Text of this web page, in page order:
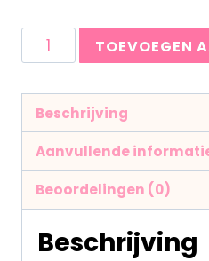
TOEVOEGEN
Beschrijving
Aanvullende
Beoordelingen (0)
Beschrijving